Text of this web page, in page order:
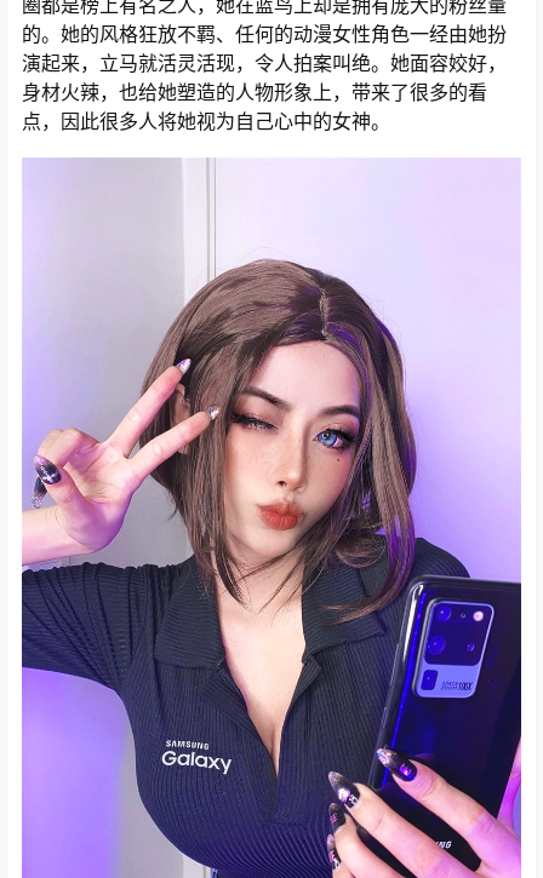
圈都是榜上有名之人，她在蓝鸟上却是拥有庞大的粉丝量
的。她的风格狂放不羁、任何的动漫女性角色一经由她扮
演起来，立马就活灵活现，令人拍案叫绝。她面容姣好，
身材火辣，也给她塑造的人物形象上，带来了很多的看
点，因此很多人将她视为自己心中的女神。